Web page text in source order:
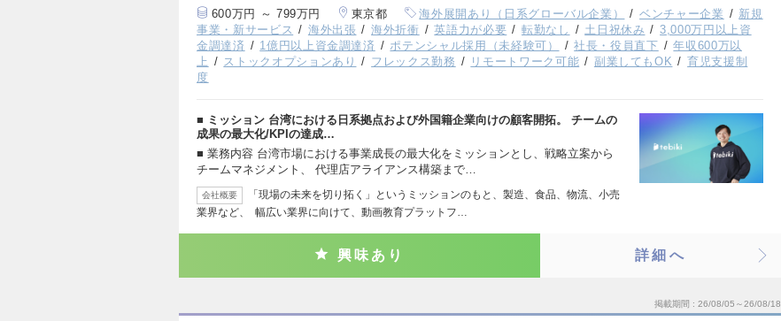
600万円 ～ 799万円 東京都 海外展開あり（日系グローバル企業） ベンチャー企業
新規
事業・新サービス
海外出張 海外折衝 英語力が必要 転勤なし 土日祝休み
3,000万円以上資
金調達済
1億円以上資金調達済 ポテンシャル採用（未経験可） 社長・役員直下
年収600万以
上
ストックオプションあり フレックス勤務 リモートワーク可能 副業してもOK
育児支援制
度
■ ミッション 台湾における日系拠点および外国籍企業向けの顧客開拓。 チームの
成果の最大化/KPIの達成…
■ 業務内容 台湾市場における事業成長の最大化をミッションとし、戦略立案から
チームマネジメント、 代理店アライアンス構築まで…
会社概要
「現場の未来を切り拓く」というミッションのもと、製造、食品、物流、小売
業界など、 幅広い業界に向けて、動画教育プラットフ…
興味あり 詳細へ
掲載期間 26/08/05～26/08/18